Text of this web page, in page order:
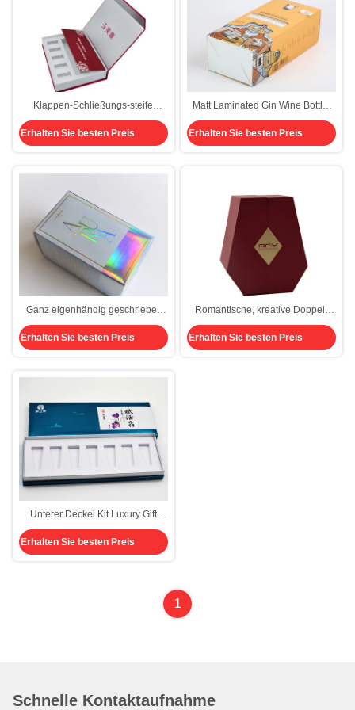
Klappen-Schließungs-steife
magnetische Geschenkbox mit
Rück- UV-EVA Insert Cutout
Erhalten Sie besten Preis
Matt Laminated Gin Wine Bottle-
Geschenkbox Artpaper mit Ärmel-
und Flaschen-Hals-Halter
Erhalten Sie besten Preis
Ganz eigenhändig geschrieber
Kerzenkasten mit Golddrucken
Erhalten Sie besten Preis
Romantische, kreative Doppel-
Tür-Geschenkboxen für Schmuck,
Kosmetik und Parfüm
Erhalten Sie besten Preis
Unterer Deckel Kit Luxury Gift
Boxes 1000gsm Skincare, das mit
Ausschnitten EVA Inlay verpackt
Erhalten Sie besten Preis
1
Schnelle Kontaktaufnahme